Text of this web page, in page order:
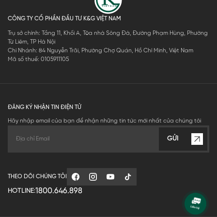
CÔNG TY CỔ PHẦN ĐẦU TƯ K&G VIỆT NAM
Trụ sở chính: Tầng 11, Khối A, Tòa nhà Sông Đà, Đường Phạm Hùng, Phường
Từ Liêm, TP Hà Nội
Chi Nhánh: 84 Nguyễn Trãi, Phường Chợ Quán, Hồ Chí Minh, Việt Nam
Mã số thuế: 0105911105
ĐĂNG KÝ NHẬN TIN ĐIỆN TỬ
Hãy nhập email của bạn để nhận những tin tức mới nhất của chúng tôi
GỬI
THEO DÕI CHÚNG TÔI
HOTLINE:1800.646.898